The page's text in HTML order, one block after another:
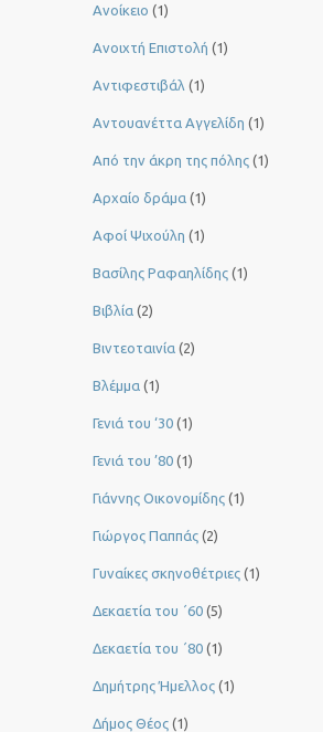
Ανοίκειο (1)
Ανοιχτή Επιστολή (1)
Αντιφεστιβάλ (1)
Αντουανέττα Αγγελίδη (1)
Από την άκρη της πόλης (1)
Αρχαίο δράμα (1)
Αφοί Ψιχούλη (1)
Βασίλης Ραφαηλίδης (1)
Βιβλία (2)
Βιντεοταινία (2)
Βλέμμα (1)
Γενιά του ‘30 (1)
Γενιά του ’80 (1)
Γιάννης Οικονομίδης (1)
Γιώργος Παππάς (2)
Γυναίκες σκηνοθέτριες (1)
Δεκαετία του ΄60 (5)
Δεκαετία του ΄80 (1)
Δημήτρης Ήμελλος (1)
Δήμος Θέος (1)